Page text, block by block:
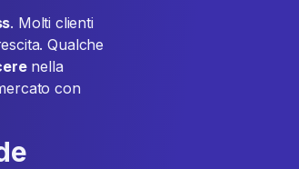
. Molti clienti
Qualche
nella
con